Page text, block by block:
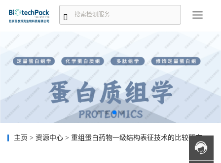
主页 > 资源中心 > 重组蛋白药物一级结构表征技术的比较研究